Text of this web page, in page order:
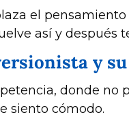
el
así y después
y
donde no
siento cómodo.